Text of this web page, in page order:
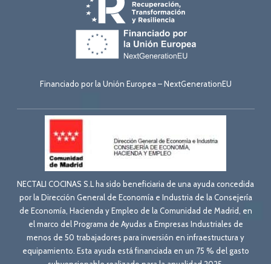
Financiado por la Unión Europea – NextGenerationEU
NECTALI COCINAS S.L ha sido beneficiaria de una ayuda concedida
por la Dirección General de Economía e Industria de la Consejería
de Economía, Hacienda y Empleo de la Comunidad de Madrid, en
el marco del Programa de Ayudas a Empresas Industriales de
menos de 50 trabajadores para inversión en infraestructura y
equipamiento. Esta ayuda está financiada en un 75 % del gasto